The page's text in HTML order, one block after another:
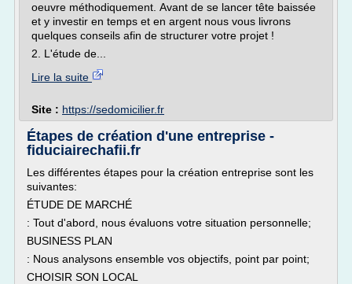
oeuvre méthodiquement. Avant de se lancer tête baissée
et y investir en temps et en argent nous vous livrons
quelques conseils afin de structurer votre projet !
2. L'étude de...
Lire la suite
Site : https://sedomicilier.fr
Étapes de création d'une entreprise -
fiduciairechafii.fr
Les différentes étapes pour la création entreprise sont les
suivantes:
ÉTUDE DE MARCHÉ
: Tout d'abord, nous évaluons votre situation personnelle;
BUSINESS PLAN
: Nous analysons ensemble vos objectifs, point par point;
CHOISIR SON LOCAL